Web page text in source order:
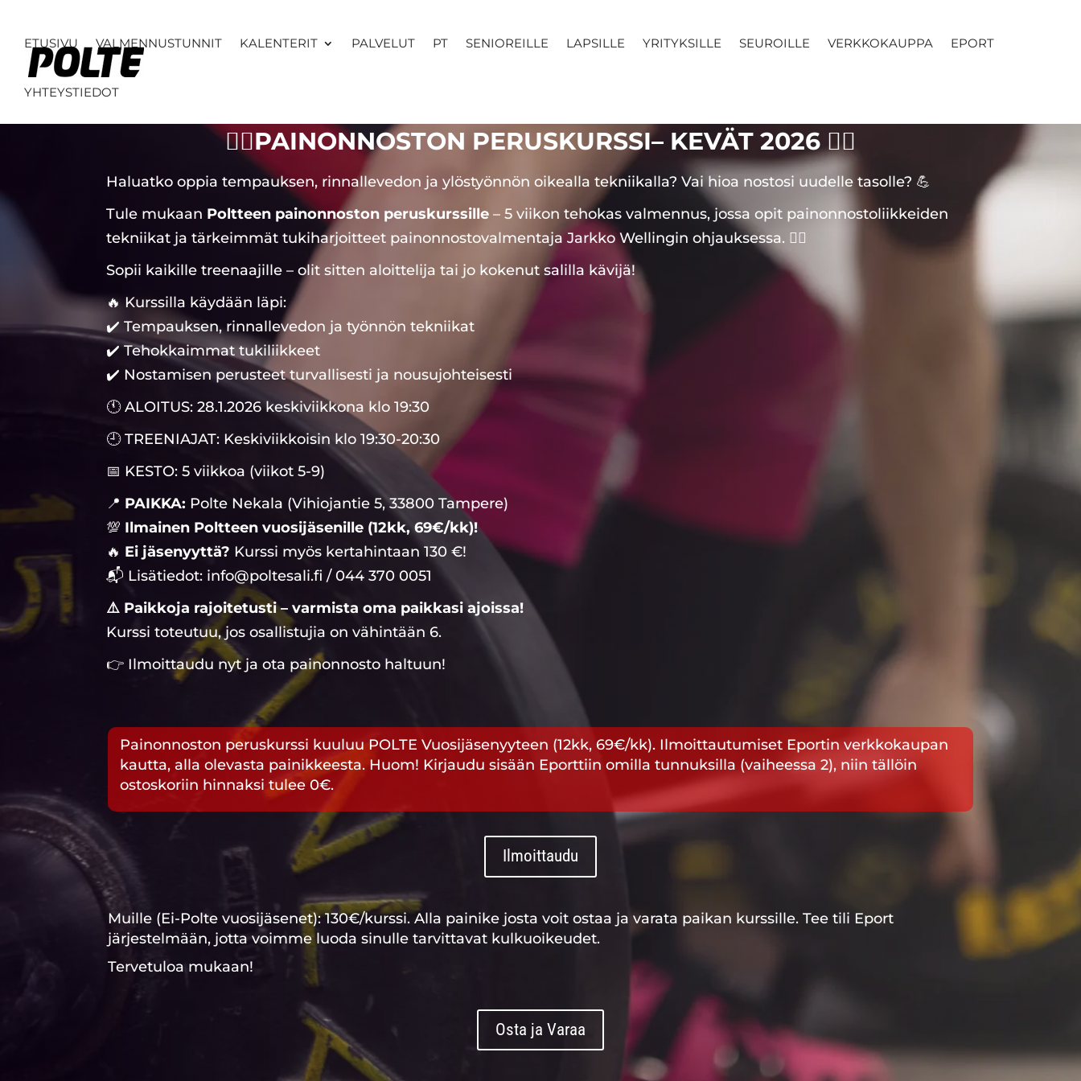
ETUSIVU VALMENNUSTUNNIT KALENTERIT PALVELUT PT SENIOREILLE LAPSILLE YRITYKSILLE SEUROILLE VERKKOKAUPPA EPORT
YHTEYSTIEDOT
🏋️‍♂️PAINONNOSTON PERUSKURSSI– KEVÄT 2026 🏋️‍♀️
Haluatko oppia tempauksen, rinnallevedon ja ylöstyönnön oikealla tekniikalla? Vai hioa nostosi uudelle tasolle? 💪
Tule mukaan Poltteen painonnoston peruskurssille – 5 viikon tehokas valmennus, jossa opit painonnostoliikkeiden
tekniikat ja tärkeimmät tukiharjoitteet painonnostovalmentaja Jarkko Wellingin ohjauksessa. 🏋️‍♀️
Sopii kaikille treenaajille – olit sitten aloittelija tai jo kokenut salilla kävijä!
🔥 Kurssilla käydään läpi:
✔️ Tempauksen, rinnallevedon ja työnnön tekniikat
✔️ Tehokkaimmat tukiliikkeet
✔️ Nostamisen perusteet turvallisesti ja nousujohteisesti
🕚 ALOITUS: 28.1.2026 keskiviikkona klo 19:30
🕘 TREENIAJAT: Keskiviikkoisin klo 19:30-20:30
📅 KESTO: 5 viikkoa (viikot 5-9)
📍 PAIKKA: Polte Nekala (Vihiojantie 5, 33800 Tampere)
💯 Ilmainen Poltteen vuosijäsenille (12kk, 69€/kk)!
🔥 Ei jäsenyyttä? Kurssi myös kertahintaan 130 €!
📬 Lisätiedot: info@poltesali.fi / 044 370 0051
⚠️ Paikkoja rajoitetusti – varmista oma paikkasi ajoissa!
Kurssi toteutuu, jos osallistujia on vähintään 6.
👉 Ilmoittaudu nyt ja ota painonnosto haltuun!
Painonnoston peruskurssi kuuluu POLTE Vuosijäsenyyteen (12kk, 69€/kk). Ilmoittautumiset Eportin verkkokaupan
kautta, alla olevasta painikkeesta. Huom! Kirjaudu sisään Eporttiin omilla tunnuksilla (vaiheessa 2), niin tällöin
ostoskoriin hinnaksi tulee 0€.
Ilmoittaudu
Muille (Ei-Polte vuosijäsenet): 130€/kurssi. Alla painike josta voit ostaa ja varata paikan kurssille. Tee tili Eport
järjestelmään, jotta voimme luoda sinulle tarvittavat kulkuoikeudet.
Tervetuloa mukaan!
Osta ja Varaa